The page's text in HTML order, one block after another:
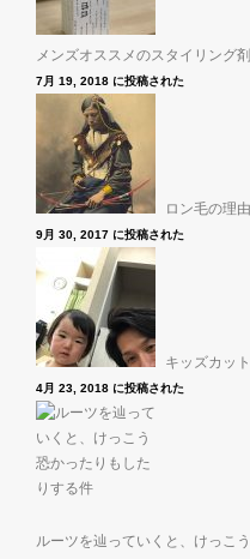
メンズオススメのスタイリン
7月 19, 2018 に投稿された
ロン毛の理
9月 30, 2017 に投稿された
キッズカッ
4月 23, 2018 に投稿された
ルーツを辿っていくと、けっこ